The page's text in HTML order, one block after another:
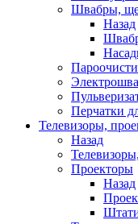
Швабры,
Назад
Перчатки
Телевизоры,
Назад
Проекторы
Назад